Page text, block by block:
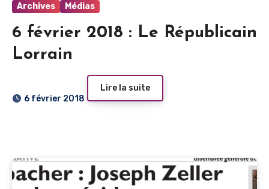
Archives Médias
6 février 2018 : Le Républicain
Lorrain
6 février 2018
Lire la suite